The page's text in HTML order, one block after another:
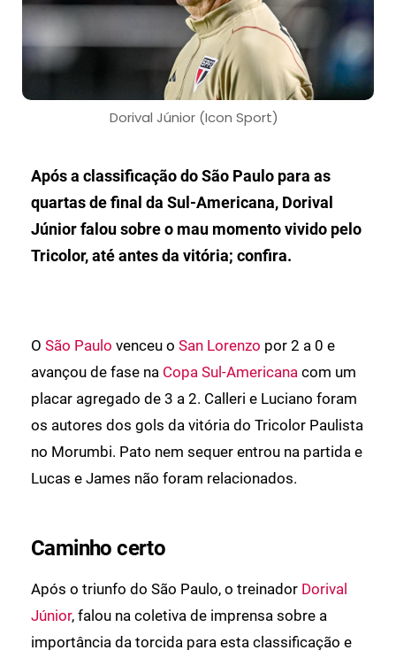
Dorival Júnior (Icon Sport)
Após a classificação do São Paulo para as
quartas de final da Sul-Americana, Dorival
Júnior falou sobre o mau momento vivido pelo
Tricolor, até antes da vitória; confira.
O São Paulo venceu o San Lorenzo por 2 a 0 e
avançou de fase na Copa Sul-Americana com um
placar agregado de 3 a 2. Calleri e Luciano foram
os autores dos gols da vitória do Tricolor Paulista
no Morumbi. Pato nem sequer entrou na partida e
Lucas e James não foram relacionados.
Caminho certo
Após o triunfo do São Paulo, o treinador Dorival
Júnior, falou na coletiva de imprensa sobre a
importância da torcida para esta classificação e